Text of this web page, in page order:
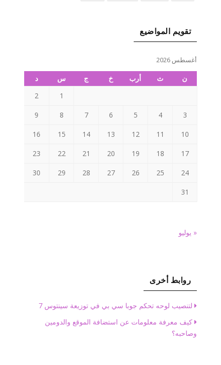
تقويم المواضيع
أغسطس 2026
ن ث أرب خ ج س
د
1
2
3
4
5
6
7
8
9
10
11
12
13
14
15
16
17
18
19
20
21
22
23
24
25
26
27
28
29
30
31
« يوليو
روابط أخرى
لتنصيب لوحه تحكم جوبا سي بي في توزيعة سينتوس 7
كيف معرفة معلومات عن استضافة الموقع والدومين
وصاحبه؟